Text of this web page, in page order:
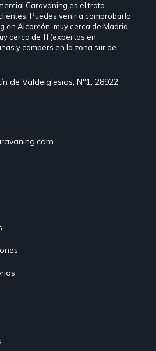
Caravaning es el trato
Puedes venir a comprobarlo
en Alcorcón, muy cerca de Madrid,
cerca de TI (expertos en
y campers en la zona sur de
de Valdeiglesias, Nº1, 28922